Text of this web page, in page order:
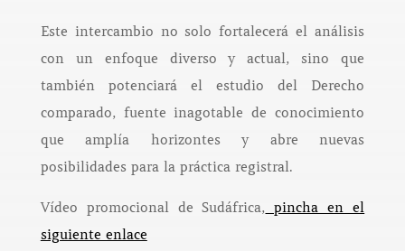
Este intercambio no solo fortalecerá el análisis
con un enfoque diverso y actual, sino que
también potenciará el estudio del Derecho
comparado, fuente inagotable de conocimiento
que amplía horizontes y abre nuevas
posibilidades para la práctica registral.
Vídeo promocional de Sudáfrica, pincha en el
siguiente enlace